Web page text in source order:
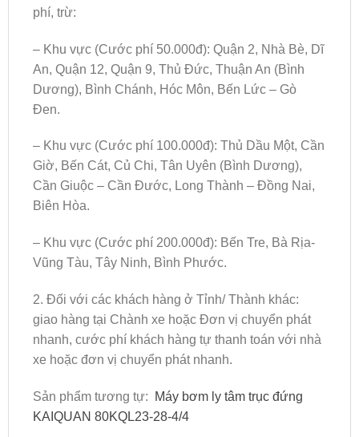
phí, trừ:
– Khu vực (Cước phí 50.000đ): Quận 2, Nhà Bè, Dĩ
An, Quận 12, Quận 9, Thủ Đức, Thuận An (Bình
Dương), Bình Chánh, Hóc Môn, Bến Lức – Gò
Đen.
– Khu vực (Cước phí 100.000đ): Thủ Dầu Một, Cần
Giờ, Bến Cát, Củ Chi, Tân Uyên (Bình Dương),
Cần Giuộc – Cần Đước, Long Thành – Đồng Nai,
Biên Hòa.
– Khu vực (Cước phí 200.000đ): Bến Tre, Bà Rịa-
Vũng Tàu, Tây Ninh, Bình Phước.
2. Đối với các khách hàng ở Tỉnh/ Thành khác:
giao hàng tại Chành xe hoặc Đơn vị chuyển phát
nhanh, cước phí khách hàng tự thanh toán với nhà
xe hoặc đơn vị chuyển phát nhanh.
Sản phẩm tương tự:
Máy bơm ly tâm trục đứng
KAIQUAN 80KQL23-28-4/4